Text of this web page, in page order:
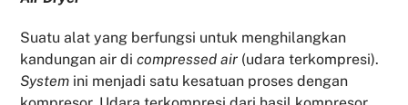
Suatu alat yang berfungsi untuk menghilangkan
kandungan air dicompressed air (udara terkompresi).
System ini menjadi satu kesatuan proses dengan